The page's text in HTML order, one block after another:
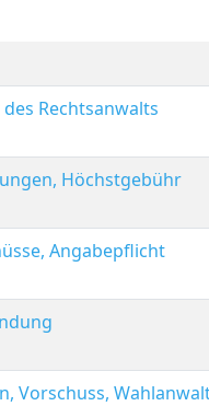
Rechtsanwalts
Höchstgebühr
Angabepflicht
Vorschuss,